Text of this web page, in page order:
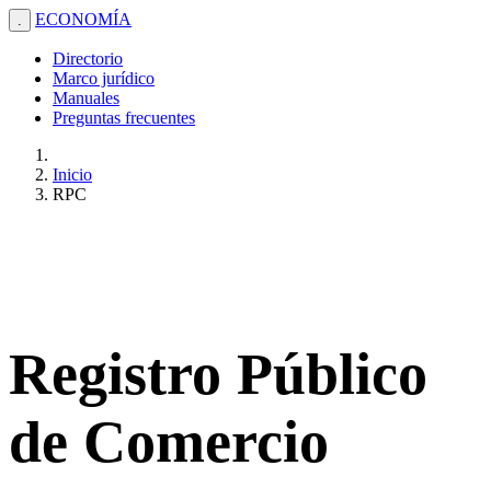
. ECONOMÍA
Directorio
Marco jurídico
Manuales
Preguntas frecuentes
Inicio
RPC
Registro Público
de Comercio